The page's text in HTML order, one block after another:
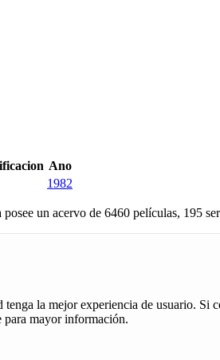
Ano
1982
un acervo de 6460 películas, 195
la mejor experiencia de usuario. Si
para mayor información.